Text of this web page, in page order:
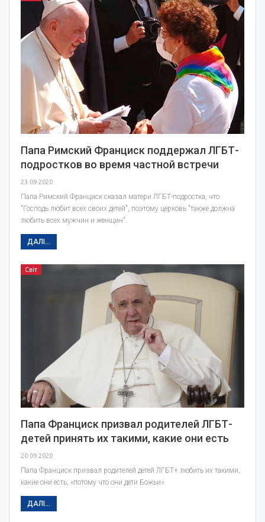
Папа Римский Франциск поддержал ЛГБТ-
подростков во время частной встречи
23.09.2020
Папа Римский Франциск сказал матери ЛГБТ-подростка, что
"Господь любит всех своих детей", поэтому церковь "также должна
любить всех мужчин и женщин".
ДАЛІ...
Світ
Папа Франциск призвал родителей ЛГБТ-
детей принять их такими, какие они есть
20.09.2020
Папа Франциск призвал родителей детей ЛГБТ+ любить их такими,
какие они есть, «потому что они дети Божьи».
ДАЛІ...